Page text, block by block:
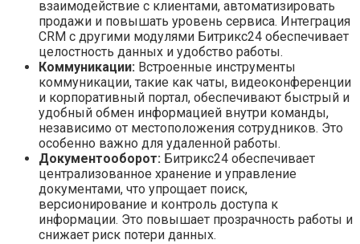
взаимодействие с клиентами, автоматизировать
продажи и повышать уровень сервиса. Интеграция
CRM с другими модулями Битрикс24 обеспечивает
целостность данных и удобство работы.
Коммуникации: Встроенные инструменты
коммуникации, такие как чаты, видеоконференции
и корпоративный портал, обеспечивают быстрый и
удобный обмен информацией внутри команды,
независимо от местоположения сотрудников. Это
особенно важно для удаленной работы.
Документооборот: Битрикс24 обеспечивает
централизованное хранение и управление
документами, что упрощает поиск,
версионирование и контроль доступа к
информации. Это повышает прозрачность работы и
снижает риск потери данных.